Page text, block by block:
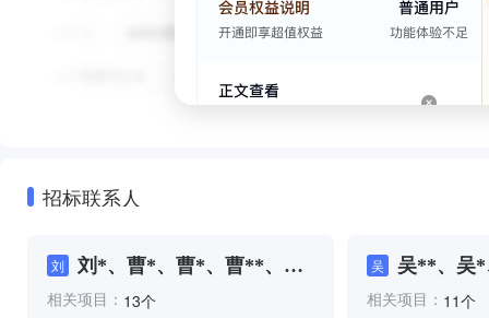
招标联系人
刘
刘*、曹*、曹*、曹**、王
相关项目： 13个
吴 吴**、吴
相关项目： 11个